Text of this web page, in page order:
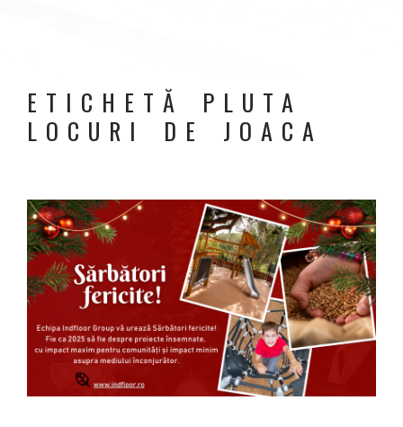
ETICHETĂ PLUTA
LOCURI DE JOACA